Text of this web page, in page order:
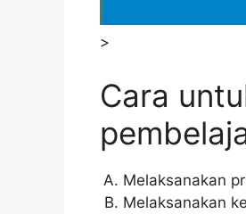
>
Cara
Melaksanakan
Melaksanakan